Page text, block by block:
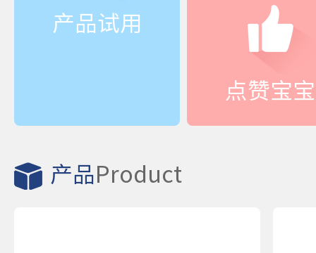
产品试用
点赞宝宝
产品 Product